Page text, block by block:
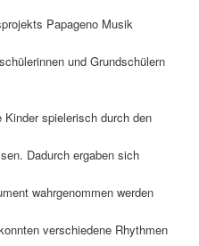
Papageno Musik
und Grundschülern
Kinder spielerisch durch den
Dadurch ergaben sich
wahrgenommen werden
verschiedene Rhythmen